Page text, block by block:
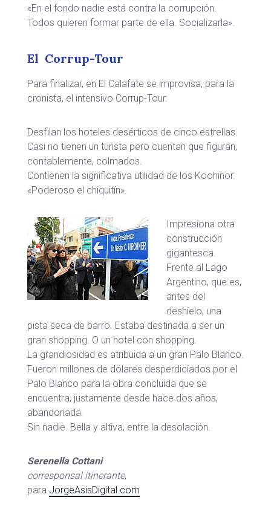
«En el fondo nadie está contra la corrupción.
Todos quieren formar parte de ella. Socializarla».
El Corrup-Tour
Para finalizar, en El Calafate se improvisa, para la
cronista, el intensivo Corrup-Tour.
Desfilan los hoteles desérticos de cinco estrellas.
Casi no tienen un turista pero cuentan que figuran,
contablemente, colmados.
Contienen la significativa utilidad de los Koohinor.
«Poderoso el chiquitín».
Impresiona otra
construcción
gigantesca.
Frente al Lago
Argentino, que es,
antes del
deshielo, una
pista seca de barro. Estaba destinada a ser un
gran shopping. O un hotel con shopping.
La grandiosidad es atribuida a un gran Palo Blanco.
Fueron millones de dólares desperdiciados por el
Palo Blanco para la obra concluida que se
encuentra, justamente desde hace dos años,
abandonada.
Sin nadie. Bella y altiva, entre la desolación.
Serenella Cottani
corresponsal itinerante,
para JorgeAsisDigital.com